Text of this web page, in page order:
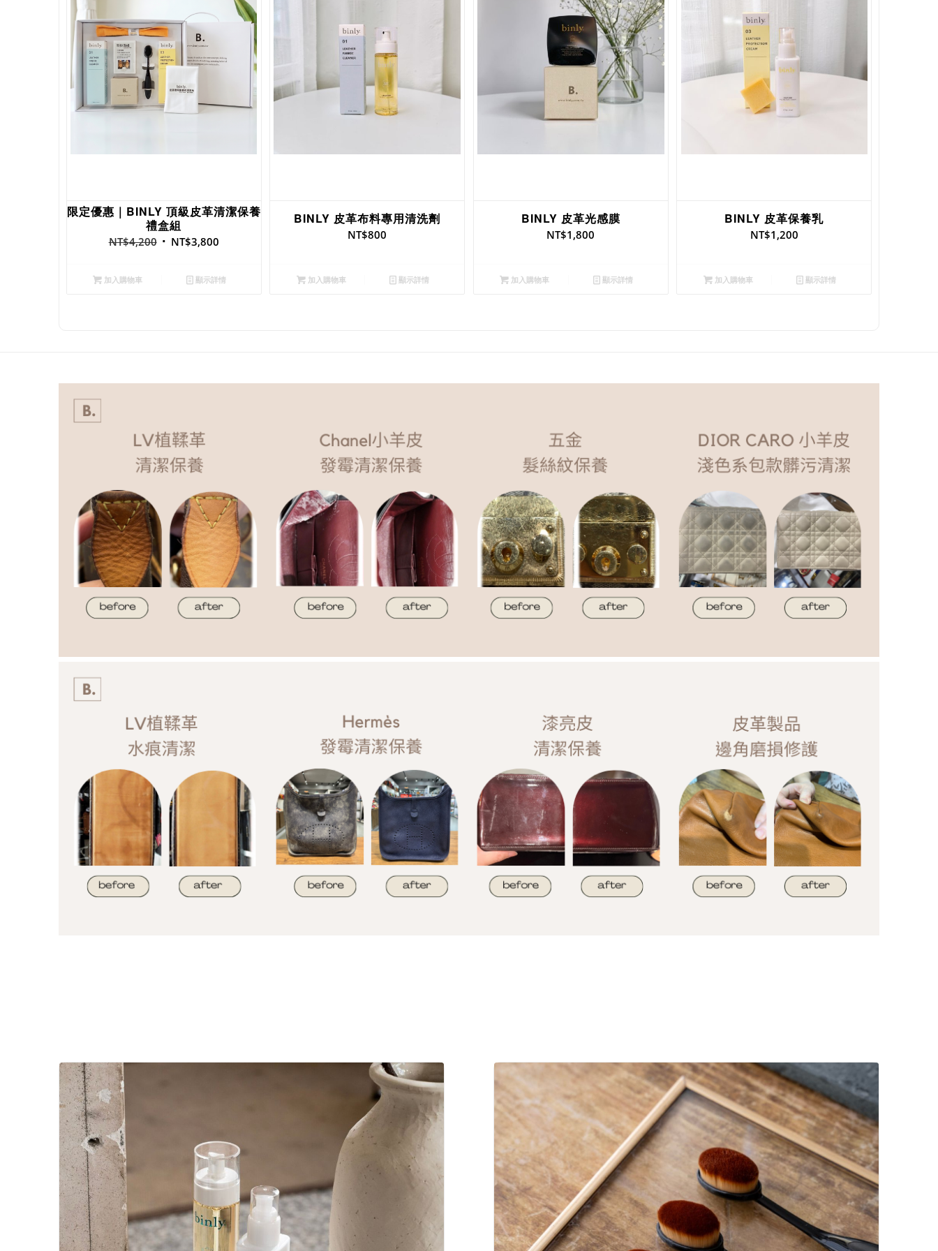
限定優惠｜BINLY 頂級皮革清潔保養
禮盒組
NT$4,200 NT$3,800
加入購物車 顯示詳情
BINLY 皮革布料專用清洗劑
NT$800
加入購物車 顯示詳情
BINLY 皮革光感膜
NT$ 1,800
加入購物車 顯示詳情
BINLY 皮革保養乳
NT$ 1,200
加入購物車 顯示詳情